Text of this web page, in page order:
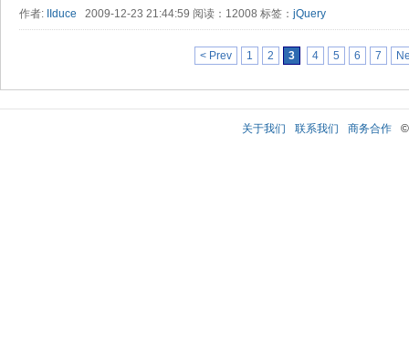
作者: IIduce 2009-12-23 21:44:59 阅读：12008 标签： jQuery
< Prev 1 2 3 4 5 6 7
关于我们 联系我们 商务合作